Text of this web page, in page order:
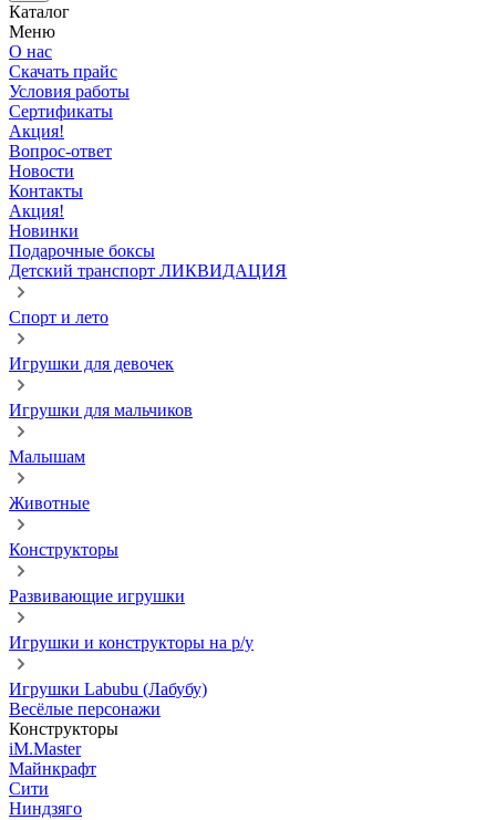
Каталог
Меню
О нас
Скачать прайс
Условия работы
Сертификаты
Акция!
Вопрос-ответ
Новости
Контакты
Акция!
Новинки
Подарочные боксы
Детский транспорт ЛИКВИДАЦИЯ
Спорт и лето
Игрушки для девочек
Игрушки для мальчиков
Малышам
Животные
Конструкторы
Развивающие игрушки
Игрушки и конструкторы на р/у
Игрушки Labubu (Лабубу)
Весёлые персонажи
Конструкторы
iM.Master
Майнкрафт
Сити
Ниндзяго